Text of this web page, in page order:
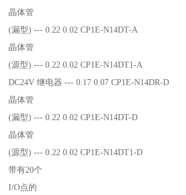
晶体管
(漏型) --- 0.22 0.02 CP1E-N14DT-A
晶体管
(源型) --- 0.22 0.02 CP1E-N14DT1-A
DC24V 继电器 --- 0.17 0.07 CP1E-N14DR-D
晶体管
(漏型) --- 0.22 0.02 CP1E-N14DT-D
晶体管
(源型) --- 0.22 0.02 CP1E-N14DT1-D
带有20个
I/O点的